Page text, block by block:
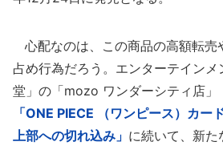
心配なのは、この商品の高額転売
占め行為だろう。エンターテインメ
堂」の「mozo ワンダーシティ店」
「ONE PIECE （ワンピース）カー
上部への切れ込み」 に続いて、新た